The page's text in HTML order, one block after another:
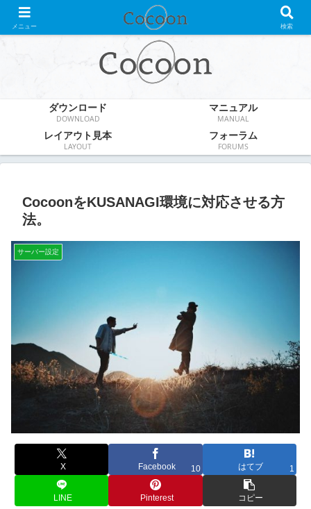
WordPress無料テーマ
ダウンロード
DOWNLOAD
マニュアル
MANUAL
レイアウト見本
LAYOUT
フォーラム
FORUMS
CocoonをKUSANAGI環境に対応させる方
法。
サーバー設定
X Facebook 10 はてブ 1
LINE Pinterest コピー
メニュー 検索